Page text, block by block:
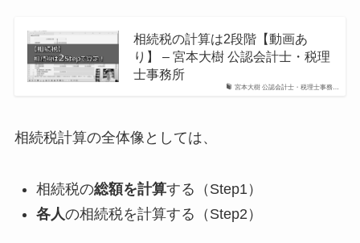
宮本大樹 公認会計士・税理士事務…
相続税の計算は2段階【動画あ
り】 – 宮本大樹 公認会計士・税理
士事務所
相続税計算の全体像としては、
相続税の総額を計算する（Step1）
各人の相続税を計算する（Step2）